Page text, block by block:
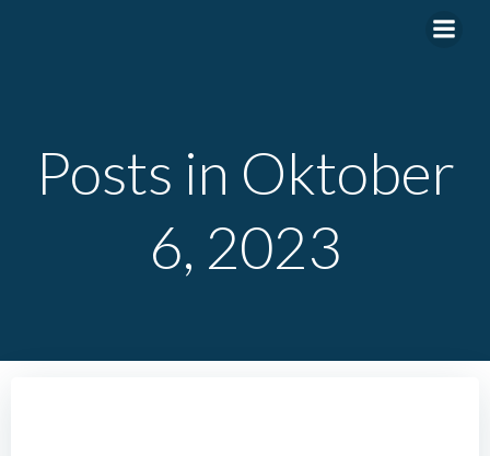
Posts in Oktober
6, 2023